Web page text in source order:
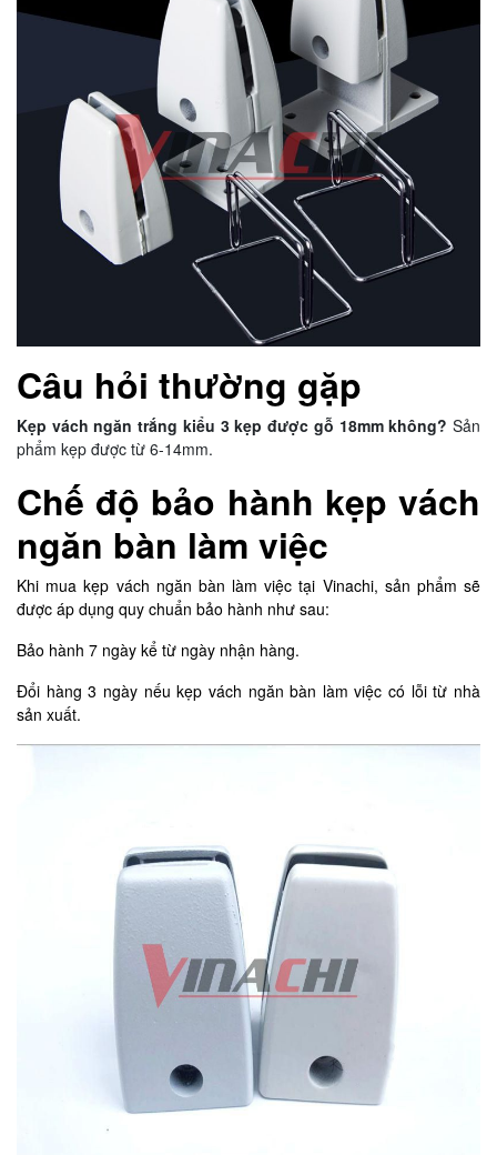
Câu hỏi thường gặp
Kẹp vách ngăn trắng kiểu 3 kẹp được gỗ 18mm không? Sản
phẩm kẹp được từ 6-14mm.
Chế độ bảo hành kẹp vách
ngăn bàn làm việc
Khi mua kẹp vách ngăn bàn làm việc tại Vinachi, sản phẩm sẽ
được áp dụng quy chuẩn bảo hành như sau:
Bảo hành 7 ngày kể từ ngày nhận hàng.
Đổi hàng 3 ngày nếu kẹp vách ngăn bàn làm việc có lỗi từ nhà
sản xuất.